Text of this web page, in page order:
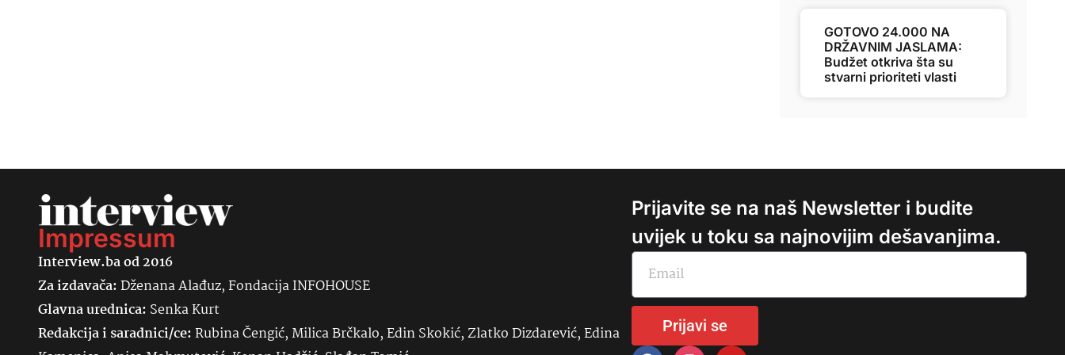
GOTOVO 24.000 NA
DRŽAVNIM JASLAMA:
Budžet otkriva šta su
stvarni prioriteti vlasti
Impressum
Interview.ba od 2016
Za izdavača:Dženana Alađuz, Fondacija INFOHOUSE
Glavna urednica: SenkaKurt
Redakcija i saradnici/ce:Rubina Čengić, Milica Brčkalo, Edin Skokić, Zlatko Dizdarević, Edina
Prijavite se na naš Newsletter i budite
uvijek u toku sa najnovijim dešavanjima.
Prijavi se